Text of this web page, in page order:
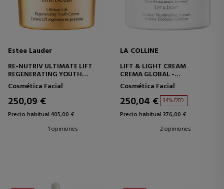
Estee Lauder
RE-NUTRIV ULTIMATE LIFT
REGENERATING YOUTH
CREME
CREMA ANTIEDAD -
REGENERADORA
Cosmética Facial
250,09 €
Precio habitual 405,00 €
1 opiniones
LA COLLINE
LIFT & LIGHT CREAM
CREMA GLOBAL -
ILUMINADORA
Cosmética Facial
250,04 € 34% DTO.
Precio habitual 376,00 €
2 opiniones